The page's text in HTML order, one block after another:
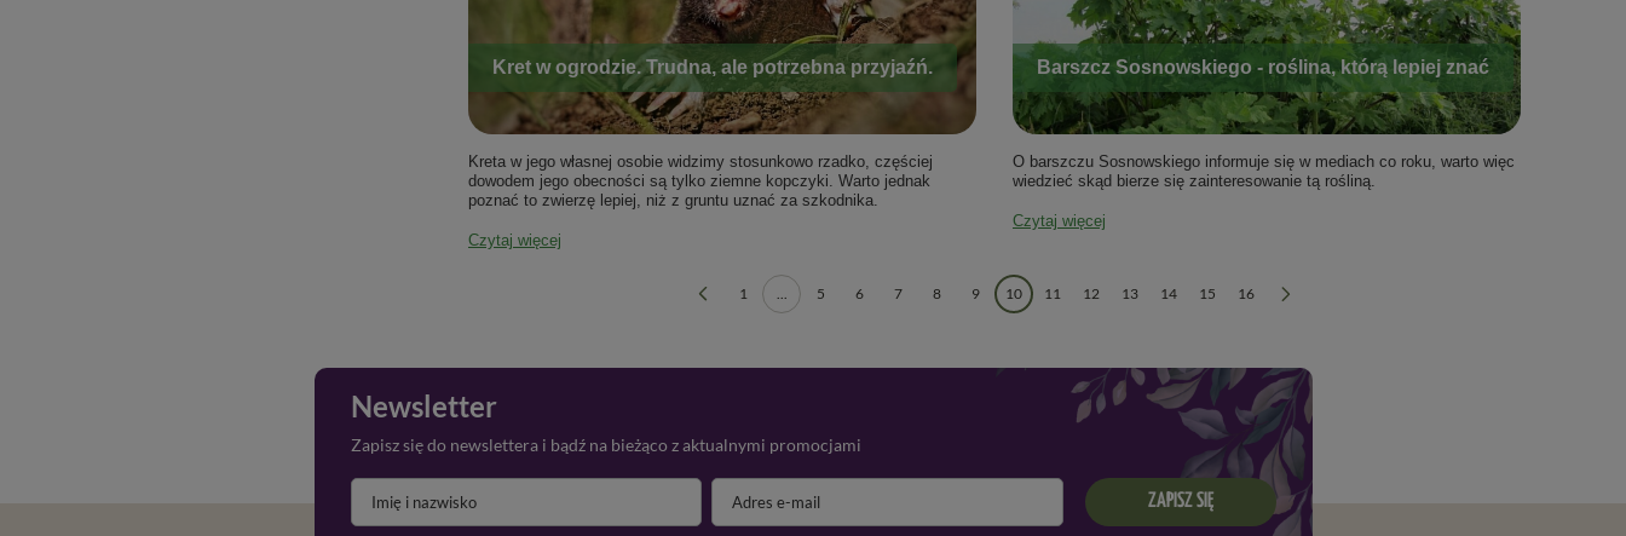
Kret w ogrodzie. Trudna, ale potrzebna przyjaźń.
Kreta w jego własnej osobie widzimy stosunkowo rzadko, częściej
dowodem jego obecności są tylko ziemne kopczyki. Warto jednak
poznać to zwierzę lepiej, niż z gruntu uznać za szkodnika.
Czytaj więcej
Barszcz Sosnowskiego - roślina, którą lepiej znać
O barszczu Sosnowskiego informuje się w mediach co roku, warto więc
wiedzieć skąd bierze się zainteresowanie tą rośliną.
Czytaj więcej
1 ... 5 6 7 8 9 10 11 12 13 14 15 16
Newsletter
Zapisz się do newslettera i bądź na bieżąco z aktualnymi promocjami
ZAPISZ SIĘ